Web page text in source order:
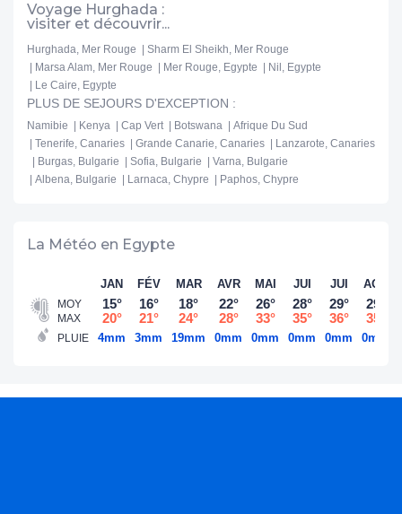
Voyage Hurghada :
visiter et découvrir...
Hurghada, Mer Rouge
Sharm El Sheikh, Mer Rouge
Marsa Alam, Mer Rouge
Mer Rouge, Egypte
Nil, Egypte
Le Caire, Egypte
PLUS DE SEJOURS D'EXCEPTION :
Namibie Kenya Cap Vert Botswana
Afrique Du Sud
Tenerife, Canaries
Grande Canarie, Canaries
Lanzarote, Canaries
Burgas, Bulgarie
Sofia, Bulgarie
Varna, Bulgarie
Albena, Bulgarie
Larnaca, Chypre Paphos, Chypre
La Météo en Egypte
MOY
MAX
PLUIE
JAN
15°
20°
4mm
FÉV
16°
21°
3mm
MAR
18°
24°
19mm
AVR
22°
28°
0mm
MAI
26°
33°
0mm
JUI
28°
35°
0mm
JUI
29°
36°
0mm
AOÛ
29°
35°
0mm